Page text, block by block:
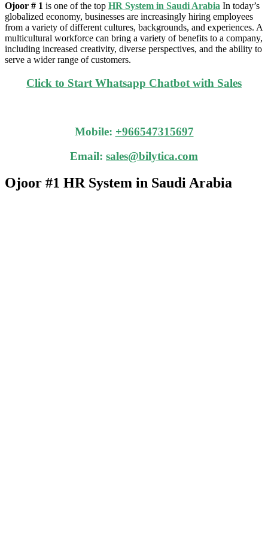
Ojoor # 1 is one of the top HR System in Saudi Arabia In today’s
globalized economy, businesses are increasingly hiring employees
from a variety of different cultures, backgrounds, and experiences. A
multicultural workforce can bring a variety of benefits to a company,
including increased creativity, diverse perspectives, and the ability to
serve a wider range of customers.
Click to Start Whatsapp Chatbot with Sales
Mobile: +966547315697
Email: sales@bilytica.com
Ojoor #1 HR System in Saudi Arabia